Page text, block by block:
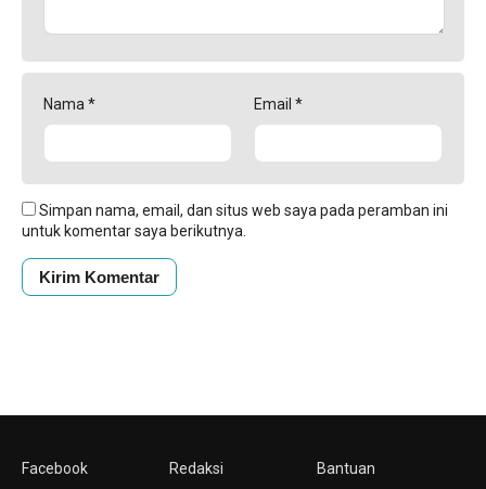
Nama * Email *
Simpan nama, email, dan situs web saya pada peramban ini
untuk komentar saya berikutnya.
Facebook
Redaksi
Bantuan